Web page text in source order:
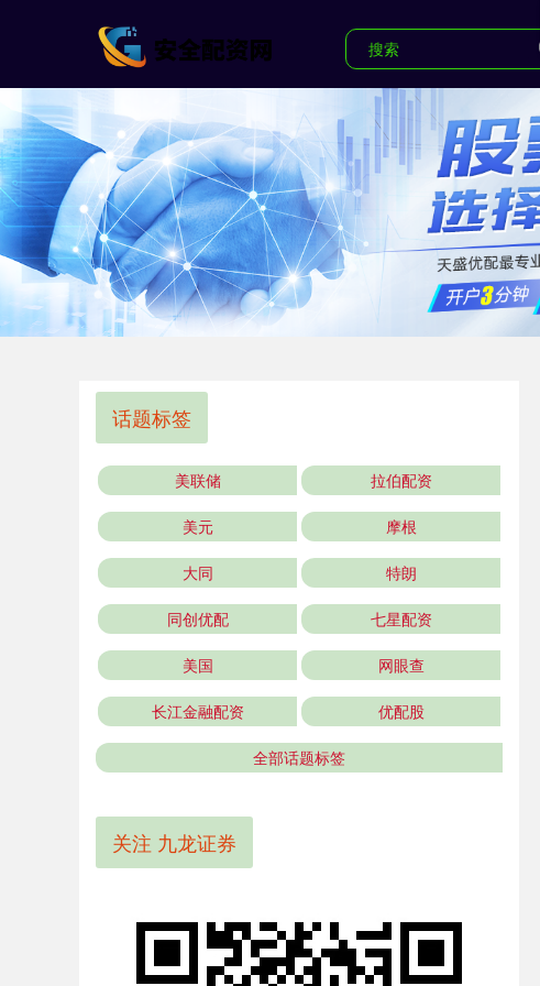
话题标签
美联储 拉伯配资
美元 摩根
大同 特朗
同创优配 七星配资
美国 网眼查
长江金融配资 优配股
全部话题标签
关注 九龙证券